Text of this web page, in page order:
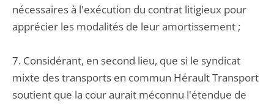
nécessaires à l'exécution du contrat litigieux pour
apprécier les modalités de leur amortissement ;
7. Considérant, en second lieu, que si le syndicat
mixte des transports en commun Hérault Transport
soutient que la cour aurait méconnu l'étendue de